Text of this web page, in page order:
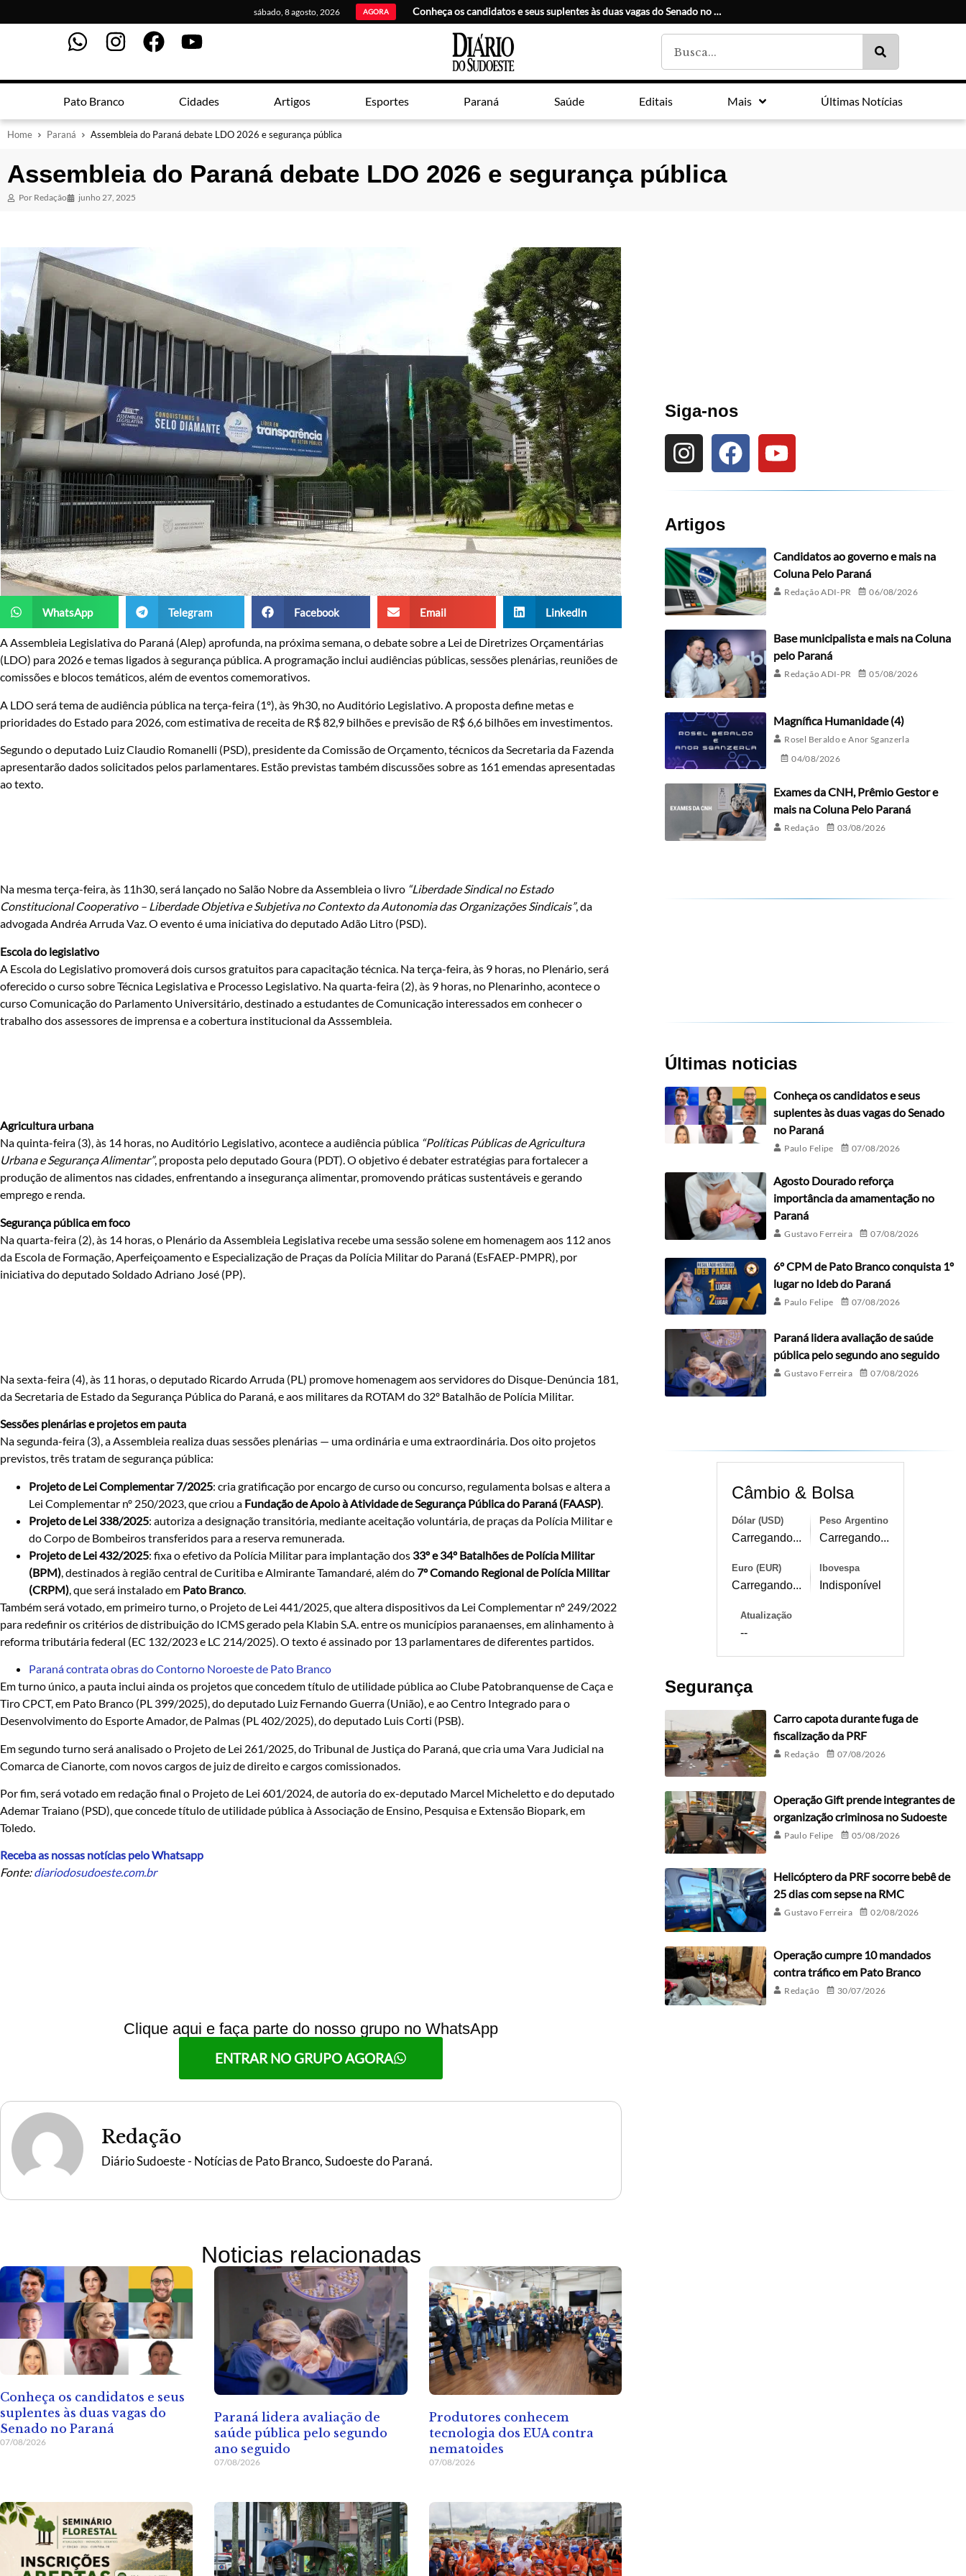
sábado, 8 agosto, 2026 AGORA Conheça os candidatos e seus suplentes às duas vagas do Senado no Paraná
Pato Branco Cidades Artigos Esportes Paraná Saúde Editais Mais Últimas Notícias
Home Paraná Assembleia do Paraná debate LDO 2026 e segurança pública
Assembleia do Paraná debate LDO 2026 e segurança pública
Por Redação junho 27, 2025
WhatsApp Telegram Facebook Email LinkedIn
A Assembleia Legislativa do Paraná (Alep) aprofunda, na próxima semana, o debate sobre a Lei de Diretrizes Orçamentárias
(LDO) para 2026 e temas ligados à segurança pública. A programação inclui audiências públicas, sessões plenárias, reuniões de
comissões e blocos temáticos, além de eventos comemorativos.
A LDO será tema de audiência pública na terça-feira (1º), às 9h30, no Auditório Legislativo. A proposta define metas e
prioridades do Estado para 2026, com estimativa de receita de R$ 82,9 bilhões e previsão de R$ 6,6 bilhões em investimentos.
Segundo o deputado Luiz Claudio Romanelli (PSD), presidente da Comissão de Orçamento, técnicos da Secretaria da Fazenda
apresentarão dados solicitados pelos parlamentares. Estão previstas também discussões sobre as 161 emendas apresentadas
ao texto.
Na mesma terça-feira, às 11h30, será lançado no Salão Nobre da Assembleia o livro “Liberdade Sindical no Estado
Constitucional Cooperativo – Liberdade Objetiva e Subjetiva no Contexto da Autonomia das Organizações Sindicais”, da
advogada Andréa Arruda Vaz. O evento é uma iniciativa do deputado Adão Litro (PSD).
Escola do legislativo
A Escola do Legislativo promoverá dois cursos gratuitos para capacitação técnica. Na terça-feira, às 9 horas, no Plenário, será
oferecido o curso sobre Técnica Legislativa e Processo Legislativo. Na quarta-feira (2), às 9 horas, no Plenarinho, acontece o
curso Comunicação do Parlamento Universitário, destinado a estudantes de Comunicação interessados em conhecer o
trabalho dos assessores de imprensa e a cobertura institucional da Asssembleia.
Agricultura urbana
Na quinta-feira (3), às 14 horas, no Auditório Legislativo, acontece a audiência pública “Políticas Públicas de Agricultura
Urbana e Segurança Alimentar”, proposta pelo deputado Goura (PDT). O objetivo é debater estratégias para fortalecer a
produção de alimentos nas cidades, enfrentando a insegurança alimentar, promovendo práticas sustentáveis e gerando
emprego e renda.
Segurança pública em foco
Na quarta-feira (2), às 14 horas, o Plenário da Assembleia Legislativa recebe uma sessão solene em homenagem aos 112 anos
da Escola de Formação, Aperfeiçoamento e Especialização de Praças da Polícia Militar do Paraná (EsFAEP-PMPR), por
iniciativa do deputado Soldado Adriano José (PP).
Na sexta-feira (4), às 11 horas, o deputado Ricardo Arruda (PL) promove homenagem aos servidores do Disque-Denúncia 181,
da Secretaria de Estado da Segurança Pública do Paraná, e aos militares da ROTAM do 32º Batalhão de Polícia Militar.
Sessões plenárias e projetos em pauta
Na segunda-feira (3), a Assembleia realiza duas sessões plenárias — uma ordinária e uma extraordinária. Dos oito projetos
previstos, três tratam de segurança pública:
Projeto de Lei Complementar 7/2025: cria gratificação por encargo de curso ou concurso, regulamenta bolsas e altera a
Lei Complementar nº 250/2023, que criou a Fundação de Apoio à Atividade de Segurança Pública do Paraná (FAASP)
Projeto de Lei 338/2025: autoriza a designação transitória, mediante aceitação voluntária, de praças da Polícia Militar e
do Corpo de Bombeiros transferidos para a reserva remunerada.
Projeto de Lei 432/2025: fixa o efetivo da Polícia Militar para implantação dos 33º e 34º Batalhões de Polícia Militar
(BPM) , destinados à região central de Curitiba e Almirante Tamandaré, além do 7º Comando Regional de Polícia Militar
(CRPM) , que será instalado em Pato Branco
Também será votado, em primeiro turno, o Projeto de Lei 441/2025, que altera dispositivos da Lei Complementar nº 249/2022
para redefinir os critérios de distribuição do ICMS gerado pela Klabin S.A. entre os municípios paranaenses, em alinhamento à
reforma tributária federal (EC 132/2023 e LC 214/2025). O texto é assinado por 13 parlamentares de diferentes partidos.
Paraná contrata obras do Contorno Noroeste de Pato Branco
Em turno único, a pauta inclui ainda os projetos que concedem título de utilidade pública ao Clube Patobranquense de Caça e
Tiro CPCT, em Pato Branco (PL 399/2025), do deputado Luiz Fernando Guerra (União), e ao Centro Integrado para o
Desenvolvimento do Esporte Amador, de Palmas (PL 402/2025), do deputado Luis Corti (PSB).
Em segundo turno será analisado o Projeto de Lei 261/2025, do Tribunal de Justiça do Paraná, que cria uma Vara Judicial na
Comarca de Cianorte, com novos cargos de juiz de direito e cargos comissionados.
Por fim, será votado em redação final o Projeto de Lei 601/2024, de autoria do ex-deputado Marcel Micheletto e do deputado
Ademar Traiano (PSD), que concede título de utilidade pública à Associação de Ensino, Pesquisa e Extensão Biopark, em
Toledo.
Receba as nossas notícias pelo Whatsapp
Fonte:diariodosudoeste.com.br
Clique aqui e faça parte do nosso grupo no WhatsApp
ENTRAR NO GRUPO AGORA
Redação
Diário Sudoeste - Notícias de Pato Branco, Sudoeste do Paraná.
Noticias relacionadas
Conheça os candidatos e seus
suplentes às duas vagas do
Senado no Paraná
07/08/2026
Paraná lidera avaliação de
saúde pública pelo segundo
ano seguido
07/08/2026
Produtores conhecem
tecnologia dos EUA contra
nematoides
07/08/2026
Siga-nos
Artigos
Candidatos ao governo e mais na
Coluna Pelo Paraná
Redação ADI-PR 06/08/2026
Base municipalista e mais na Coluna
pelo Paraná
Redação ADI-PR 05/08/2026
Magnífica Humanidade (4)
Rosel Beraldo e Anor Sganzerla
04/08/2026
Exames da CNH, Prêmio Gestor e
mais na Coluna Pelo Paraná
Redação 03/08/2026
Últimas noticias
Conheça os candidatos e seus
suplentes às duas vagas do Senado
no Paraná
Paulo Felipe 07/08/2026
Agosto Dourado reforça
importância da amamentação no
Paraná
Gustavo Ferreira 07/08/2026
6º CPM de Pato Branco conquista 1º
lugar no Ideb do Paraná
Paulo Felipe 07/08/2026
Paraná lidera avaliação de saúde
pública pelo segundo ano seguido
Gustavo Ferreira 07/08/2026
Câmbio & Bolsa
Dólar (USD)
Carregando...
Peso Argentino
Carregando...
Euro (EUR)
Carregando...
Ibovespa
Indisponível
Atualização
--
Segurança
Carro capota durante fuga de
fiscalização da PRF
Redação 07/08/2026
Operação Gift prende integrantes de
organização criminosa no Sudoeste
Paulo Felipe 05/08/2026
Helicóptero da PRF socorre bebê de
25 dias com sepse na RMC
Gustavo Ferreira 02/08/2026
Operação cumpre 10 mandados
contra tráfico em Pato Branco
Redação 30/07/2026